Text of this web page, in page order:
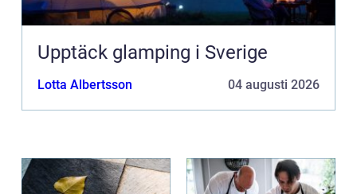
Upptäck glamping i Sverige
Lotta Albertsson 04 augusti 2026